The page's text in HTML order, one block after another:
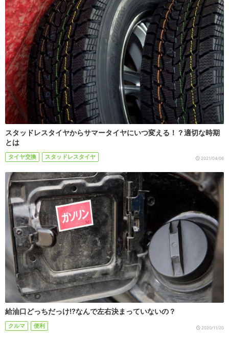
スタッドレスタイヤからサマータイヤにいつ変える！？適切な時期
とは
タイヤ交換 スタッドレスタイヤ 2021/04/06
給油口どっちだっけ!?なんで左右決まっていないの？
クルマ 便利 2020/11/20